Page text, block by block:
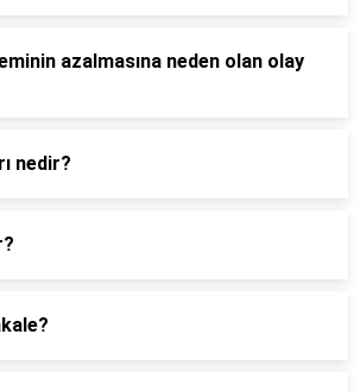
azalmasına neden olan olay
nedir?